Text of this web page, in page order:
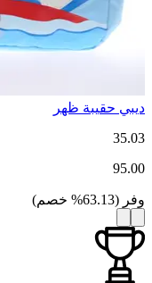
ديبي حقيبة ظهر
35.03
95.00
وفر (
63.13
% خصم)